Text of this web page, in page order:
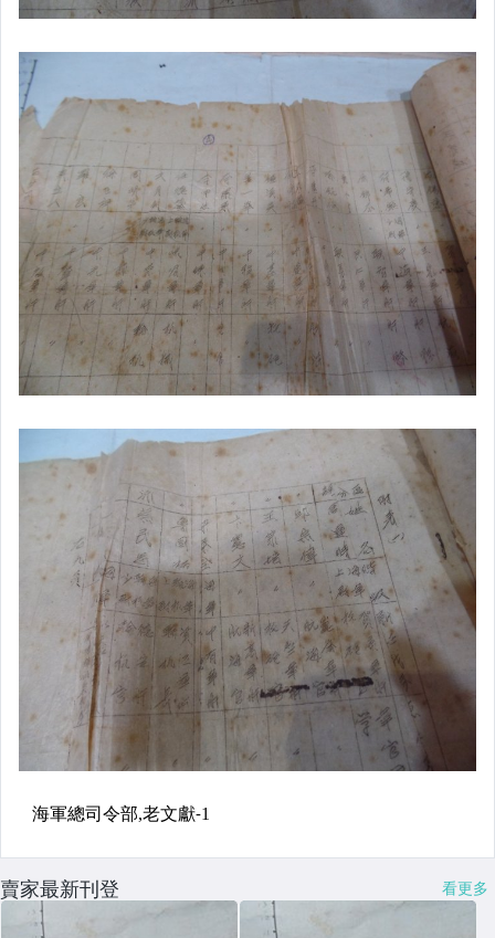
賣家最新刊登 看更多